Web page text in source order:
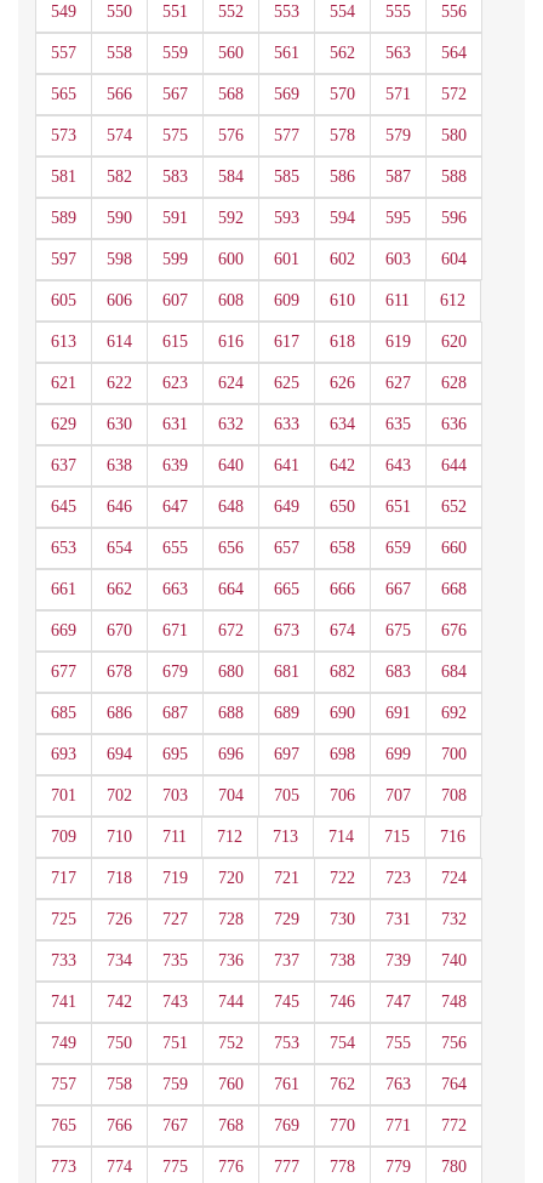
549 550 551 552 553 554 555 556
557 558 559 560 561 562 563 564
565 566 567 568 569 570 571 572
573 574 575 576 577 578 579 580
581 582 583 584 585 586 587 588
589 590 591 592 593 594 595 596
597 598 599 600 601 602 603 604
605 606 607 608 609 610 611 612
613 614 615 616 617 618 619 620
621 622 623 624 625 626 627 628
629 630 631 632 633 634 635 636
637 638 639 640 641 642 643 644
645 646 647 648 649 650 651 652
653 654 655 656 657 658 659 660
661 662 663 664 665 666 667 668
669 670 671 672 673 674 675 676
677 678 679 680 681 682 683 684
685 686 687 688 689 690 691 692
693 694 695 696 697 698 699 700
701 702 703 704 705 706 707 708
709 710 711 712 713 714 715 716
717 718 719 720 721 722 723 724
725 726 727 728 729 730 731 732
733 734 735 736 737 738 739 740
741 742 743 744 745 746 747 748
749 750 751 752 753 754 755 756
757 758 759 760 761 762 763 764
765 766 767 768 769 770 771 772
773 774 775 776 777 778 779 780